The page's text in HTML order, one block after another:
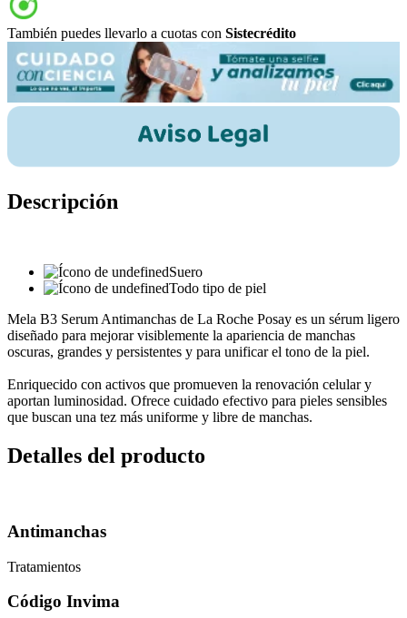
También puedes llevarlo a cuotas con Sistecrédito
Descripción
Suero
Todo tipo de piel
Mela B3 Serum Antimanchas de La Roche Posay es un sérum ligero
diseñado para mejorar visiblemente la apariencia de manchas
oscuras, grandes y persistentes y para unificar el tono de la piel.
Enriquecido con activos que promueven la renovación celular y
aportan luminosidad. Ofrece cuidado efectivo para pieles sensibles
que buscan una tez más uniforme y libre de manchas.
Detalles del producto
Antimanchas
Tratamientos
Código Invima